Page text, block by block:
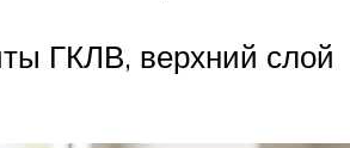
ГКЛВ, верхний слой